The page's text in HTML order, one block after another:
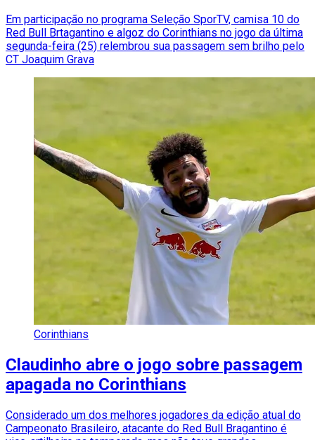
Em participação no programa Seleção SporTV, camisa 10 do
Red Bull Brtagantino e algoz do Corinthians no jogo da última
segunda-feira (25) relembrou sua passagem sem brilho pelo
CT Joaquim Grava
Corinthians
Claudinho abre o jogo sobre passagem
apagada no Corinthians
Considerado um dos melhores jogadores da edição atual do
Campeonato Brasileiro, atacante do Red Bull Bragantino é